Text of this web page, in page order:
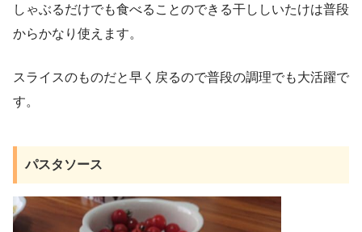
しゃぶるだけでも食べることのできる干ししいたけは普段
からかなり使えます。
スライスのものだと早く戻るので普段の調理でも大活躍で
す。
パスタソース